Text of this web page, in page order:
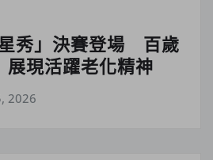
秀」決賽登場 百歲
現活躍老化精神
2026